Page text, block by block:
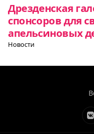
Дрезденская
спонсоров для
апельсиновых
Новости